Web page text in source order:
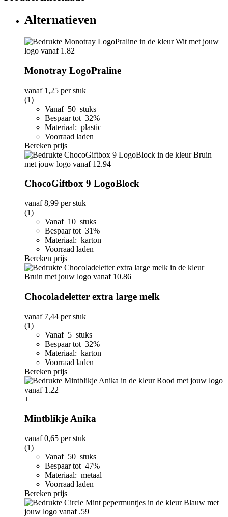
Alternatieven
Monotray LogoPraline
vanaf 1,25 per stuk
(1)
Vanaf 50 stuks
Bespaar tot 32%
Materiaal: plastic
Voorraad laden
Bereken prijs
ChocoGiftbox 9 LogoBlock
vanaf8,99 per stuk
(1)
Vanaf 10 stuks
Bespaar tot 31%
Materiaal: karton
Voorraad laden
Bereken prijs
Chocoladeletter extra large melk
vanaf 7,44 per stuk
(1)
Vanaf 5 stuks
Bespaar tot 32%
Materiaal: karton
Voorraad laden
Bereken prijs
+
Mintblikje Anika
vanaf0,65 per stuk
(1)
Vanaf 50 stuks
Bespaar tot 47%
Materiaal: metaal
Voorraad laden
Bereken prijs